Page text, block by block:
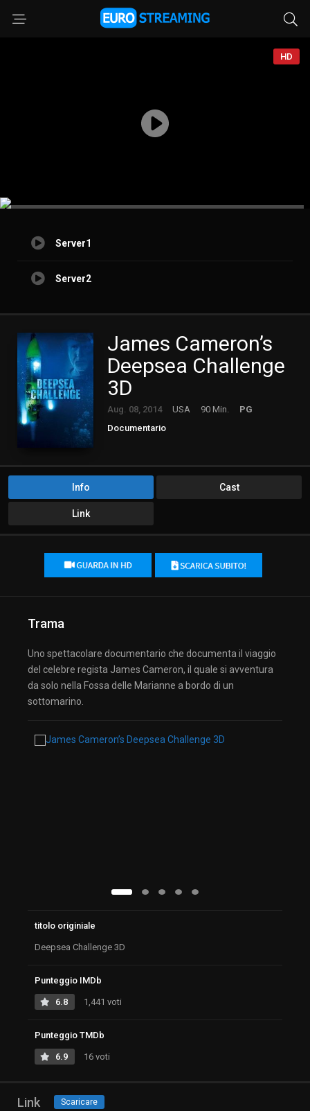
HD
Server1
Server2
James Cameron’s
Deepsea Challenge
3D
Aug. 08, 2014 USA 90 Min.
PG
Documentario
Info Cast
Link
Trama
Uno spettacolare documentario che documenta il viaggio
del celebre regista James Cameron, il quale si avventura
da solo nella Fossa delle Marianne a bordo di un
sottomarino.
titolo originiale
Deepsea Challenge 3D
Punteggio IMDb
6.8 1,441 voti
Punteggio TMDb
6.9 16 voti
Link Scaricare